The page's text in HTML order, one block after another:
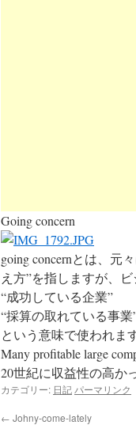
Going concern
going concernとは、元
え方”を指しますが、
“成功している企業”
“採算の取れている事業
という意味で使われま
Many profitable large
20世紀に収益性の高か
カテゴリー: 日記 パーマリンク
← Johny-come-lately